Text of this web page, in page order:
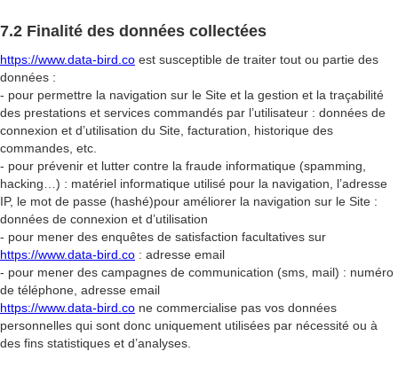
7.2 Finalité des données collectées
https://www.data-bird.co est susceptible de traiter tout ou partie des
données :
- pour permettre la navigation sur le Site et la gestion et la traçabilité
des prestations et services commandés par l’utilisateur : données de
connexion et d’utilisation du Site, facturation, historique des
commandes, etc.
- pour prévenir et lutter contre la fraude informatique (spamming,
hacking…) : matériel informatique utilisé pour la navigation, l’adresse
IP, le mot de passe (hashé)pour améliorer la navigation sur le Site :
données de connexion et d’utilisation
- pour mener des enquêtes de satisfaction facultatives sur
https://www.data-bird.co : adresse email
- pour mener des campagnes de communication (sms, mail) : numéro
de téléphone, adresse email
https://www.data-bird.co ne commercialise pas vos données
personnelles qui sont donc uniquement utilisées par nécessité ou à
des fins statistiques et d’analyses.